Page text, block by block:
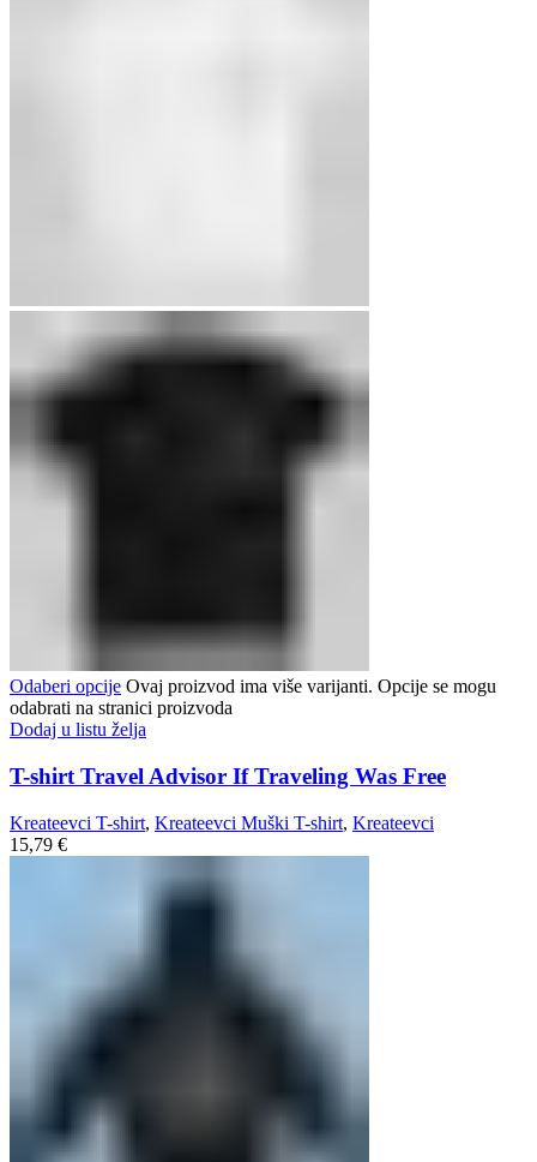
Odaberi opcije Ovaj proizvod ima više varijanti. Opcije se mogu
odabrati na stranici proizvoda
Dodaj u listu želja
T-shirt Travel Advisor If Traveling Was Free
Kreateevci T-shirt, Kreateevci Muški T-shirt, Kreateevci
15,79 €